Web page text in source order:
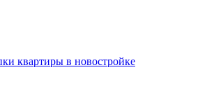
квартиры в новостройке